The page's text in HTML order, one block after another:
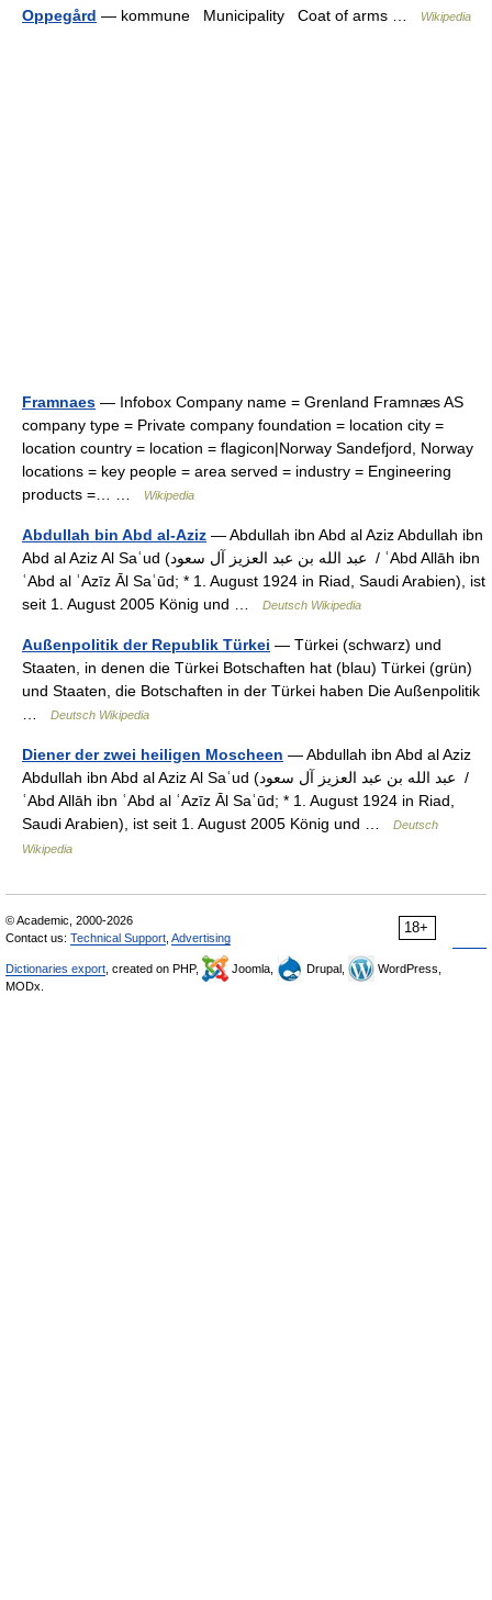
Oppegård — kommune Municipality Coat of arms … Wikipedia
Framnaes — Infobox Company name = Grenland Framnæs AS
company type = Private company foundation = location city =
location country = location = flagicon|Norway Sandefjord, Norway
locations = key people = area served = industry = Engineering
products =… …
Wikipedia
Abdullah bin Abd al-Aziz — Abdullah ibn Abd al Aziz Abdullah ibn
Abd al Aziz Al Saʿud (‏عبد الله بن عبد العزيز آل سعود ‎ / ʿAbd Allāh ibn
ʿAbd al ʿAzīz Āl Saʿūd; * 1. August 1924 in Riad, Saudi Arabien), ist
seit 1. August 2005 König und …
Deutsch Wikipedia
Außenpolitik der Republik Türkei — Türkei (schwarz) und
Staaten, in denen die Türkei Botschaften hat (blau) Türkei (grün)
und Staaten, die Botschaften in der Türkei haben Die Außenpolitik
Deutsch Wikipedia
Diener der zwei heiligen Moscheen — Abdullah ibn Abd al Aziz
Abdullah ibn Abd al Aziz Al Saʿud (‏عبد الله بن عبد العزيز آل سعود ‎ /
ʿAbd Allāh ibn ʿAbd al ʿAzīz Āl Saʿūd; * 1. August 1924 in Riad,
Saudi Arabien), ist seit 1. August 2005 König und …
Deutsch
Wikipedia
18+
© Academic, 2000-2026
Contact us: Technical Support Advertising
Dictionaries export , created on PHP, Joomla, Drupal,
WordPress,
MODx.